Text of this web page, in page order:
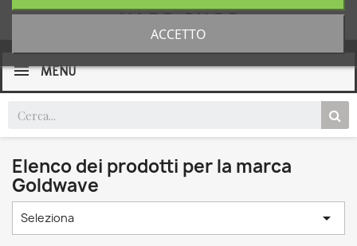
MENU
Elenco dei prodotti per la marca
Goldwave
Seleziona 
ACCETTO